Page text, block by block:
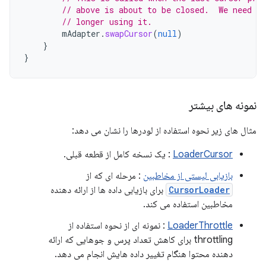
// above is about to be closed.  We need to
// longer using it.
mAdapter . swapCursor(null)
}
}
نمونه های بیشتر
مثال های زیر نحوه استفاده از لودرها را نشان می دهد:
LoaderCursor : یک نسخه کامل از قطعه قبلی.
بازیابی لیستی از مخاطبین : مرحله ای که از
CursorLoader برای بازیابی داده ها از ارائه دهنده
مخاطبین استفاده می کند.
LoaderThrottle : نمونه ای از نحوه استفاده از
throttling برای کاهش تعداد پرس و جوهایی که ارائه
دهنده محتوا هنگام تغییر داده هایش انجام می دهد.